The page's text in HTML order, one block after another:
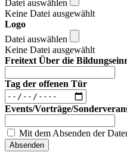
Datei auswählen
Keine Datei ausgewählt
Logo
Datei auswählen
Keine Datei ausgewählt
Freitext Über die
Tag der offenen Tür
Events/Vorträge/
Mit dem Absenden der
Absenden